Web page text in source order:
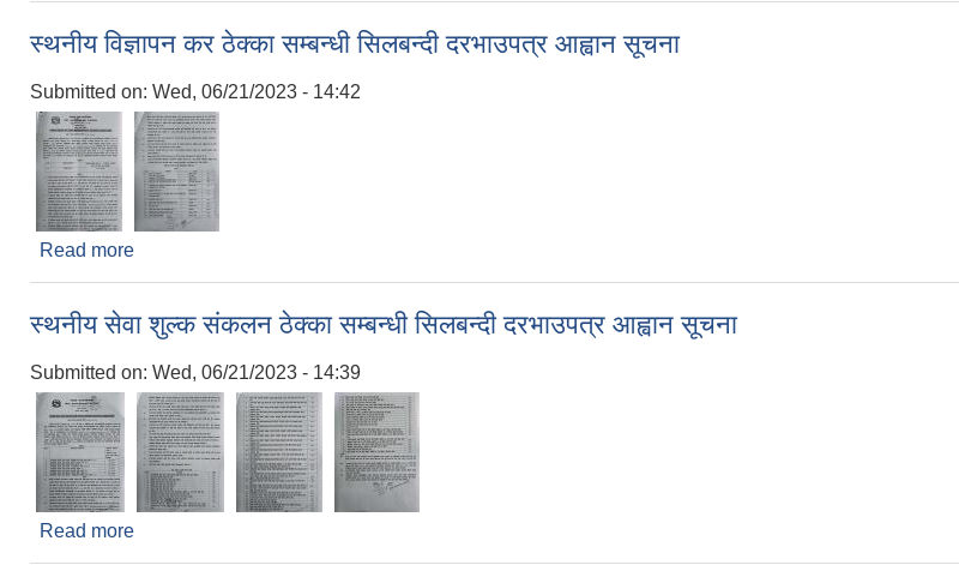
स्थनीय विज्ञापन कर ठेक्का सम्बन्धी सिलबन्दी दरभाउपत्र आह्वान सूचना
Submitted on: Wed, 06/21/2023 - 14:42
Read more
स्थनीय सेवा शुल्क संकलन ठेक्का सम्बन्धी सिलबन्दी दरभाउपत्र आह्वान सूचना
Submitted on: Wed, 06/21/2023 - 14:39
Read more